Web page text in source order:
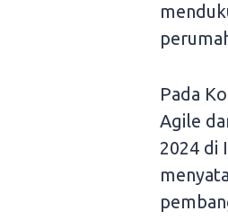
Pada
Agile
2024 di